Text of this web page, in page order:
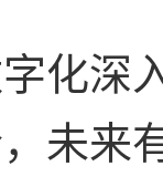
化深
未来